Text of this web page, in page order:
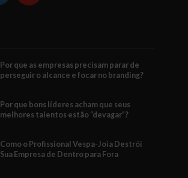
Por que as empresas precisam parar de
perseguir o alcance e focar no branding?
Por que bons líderes acham que seus
melhores talentos estão “devagar”?
Como o Profissional Vespa-Joia Destrói
Sua Empresa de Dentro para Fora